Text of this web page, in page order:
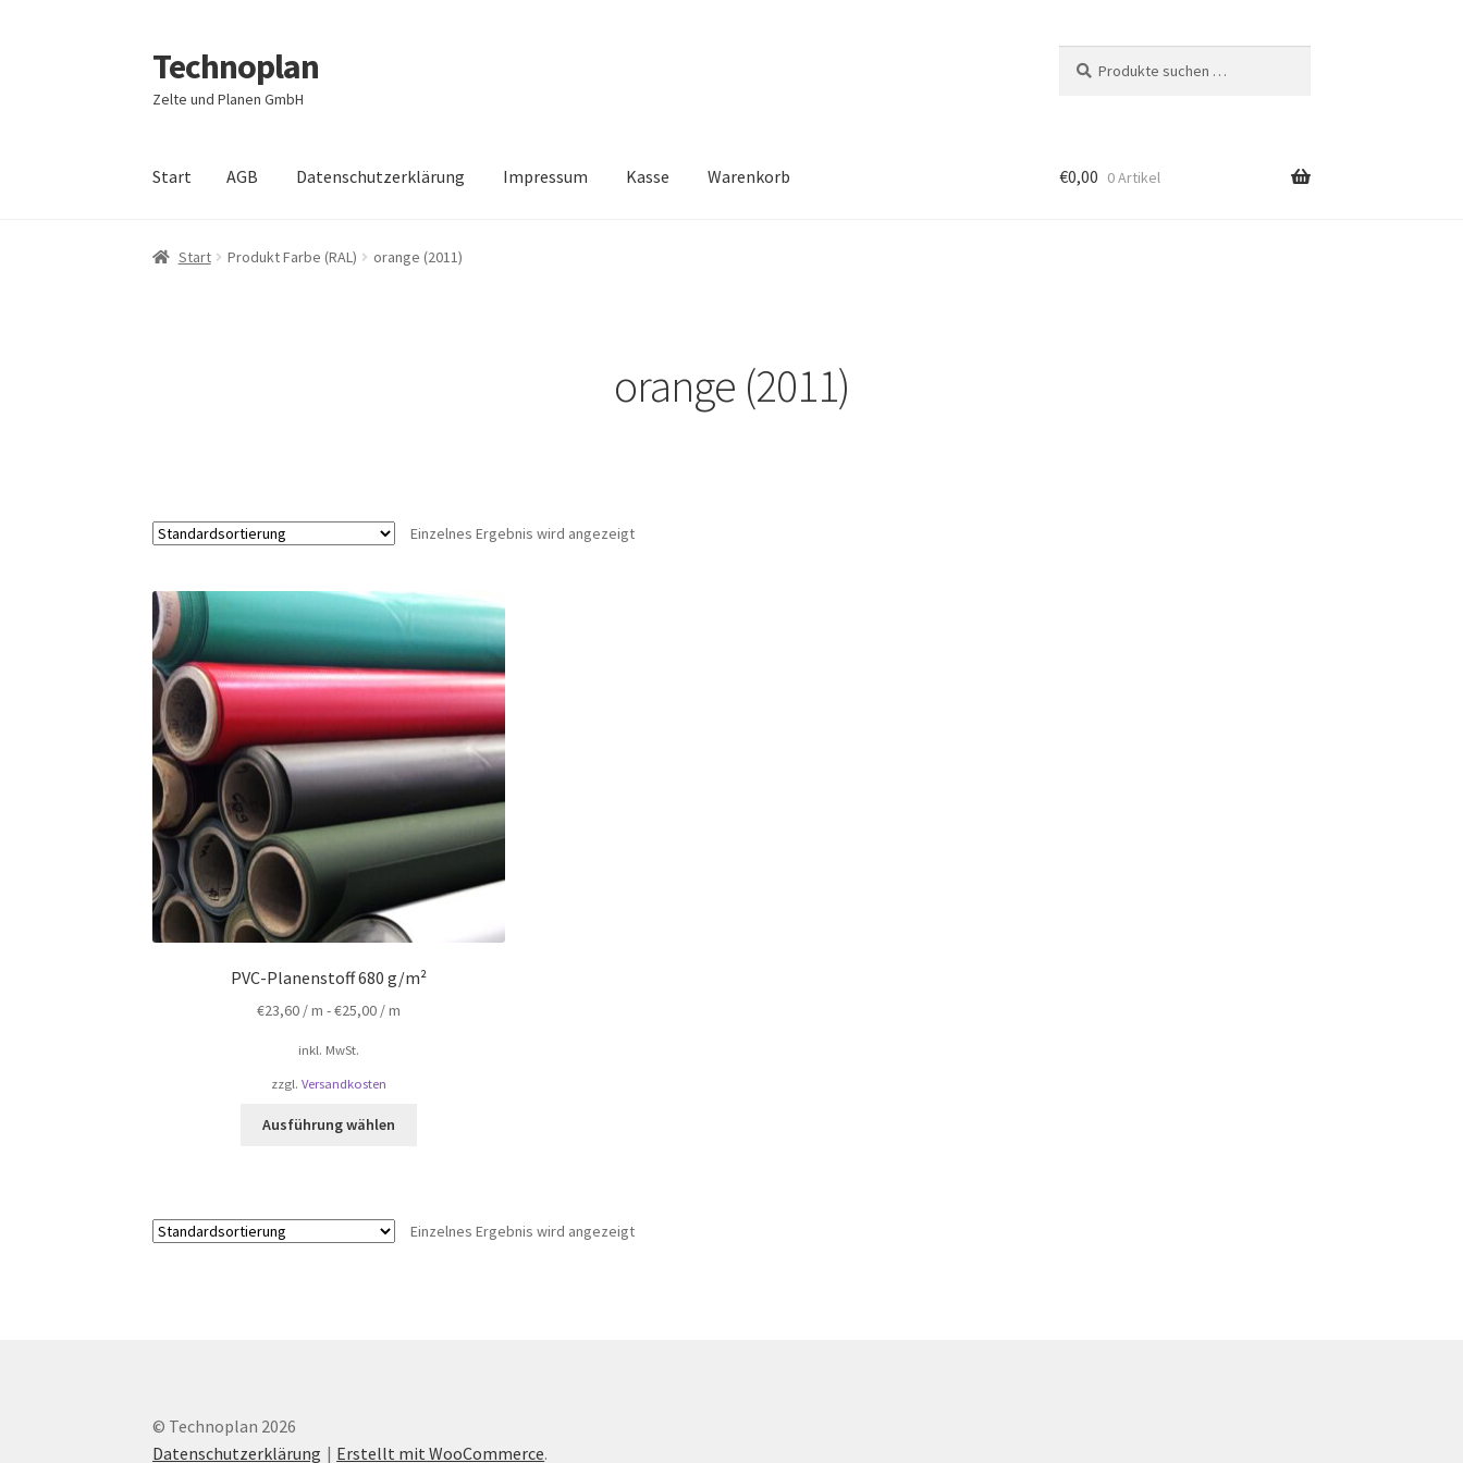
Zur
Navigation
springen
Zum
Inhalt
springen
Technoplan
Zelte und Planen GmbH
nach:
Start AGB Datenschutzerklärung Impressum Kasse Warenkorb
Start AGB Datenschutzerklärung Impressum
€0,00 0 Artikel
Start Produkt Farbe (RAL) orange (2011)
orange (2011)
Einzelnes Ergebnis wird angezeigt
PVC-Planenstoff 680 g/m²
€23,60/ m -€25,00/ m
inkl. MwSt.
zzgl. Versandkosten
Ausführung wählen
auf.
Einzelnes Ergebnis wird angezeigt
© Technoplan 2026
Datenschutzerklärung
Erstellt mit WooCommerce.